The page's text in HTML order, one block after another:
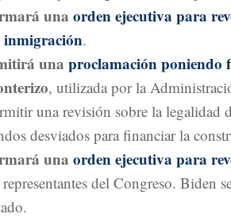
una orden ejecutiva para
inmigración.
una proclamación poniendo
, utilizada por la
una revisión sobre la legalidad
desviados para financiar la
una orden ejecutiva para
del Congreso. Biden